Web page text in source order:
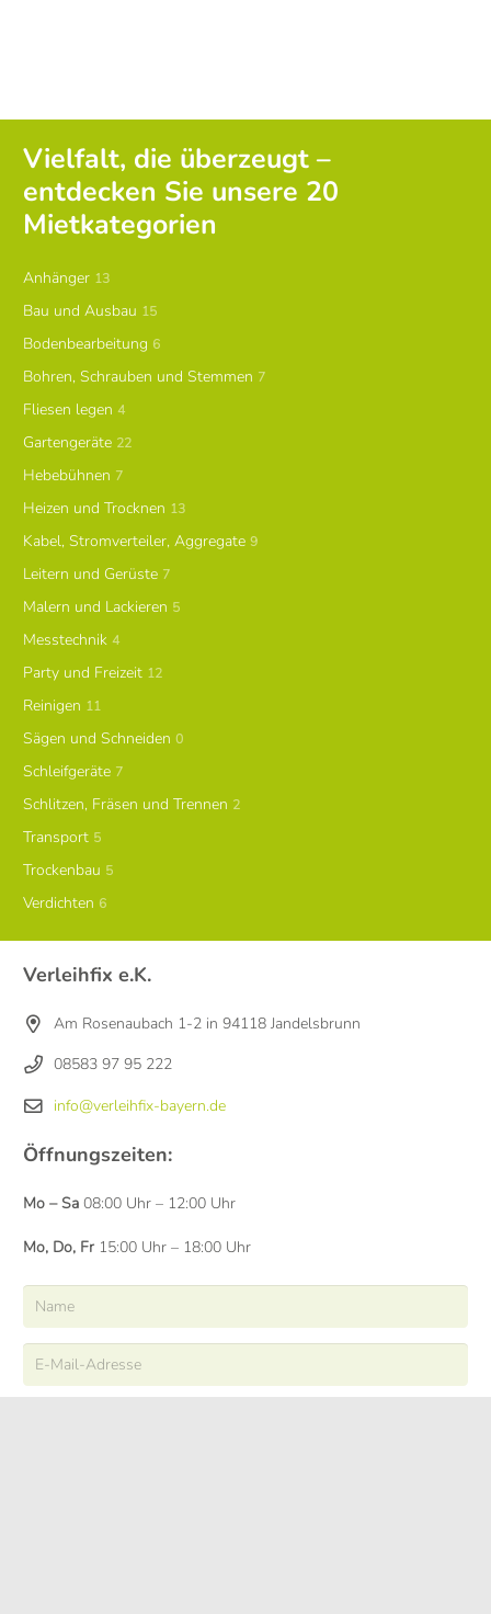
Vielfalt, die überzeugt –
entdecken Sie unsere 20
Mietkategorien
Anhänger 13
Bau und Ausbau 15
Bodenbearbeitung 6
Bohren, Schrauben und Stemmen 7
Fliesen legen 4
Gartengeräte 22
Hebebühnen 7
Heizen und Trocknen 13
Kabel, Stromverteiler, Aggregate 9
Leitern und Gerüste 7
Malern und Lackieren 5
Messtechnik 4
Party und Freizeit 12
Reinigen 11
Sägen und Schneiden 0
Schleifgeräte 7
Schlitzen, Fräsen und Trennen 2
Transport 5
Trockenbau 5
Verdichten 6
Verleihfix e.K.
Am Rosenaubach 1-2 in 94118 Jandelsbrunn
08583 97 95 222
info@verleihfix-bayern.de
Öffnungszeiten:
Mo – Sa 08:00 Uhr – 12:00 Uhr
Mo, Do, Fr 15:00 Uhr – 18:00 Uhr